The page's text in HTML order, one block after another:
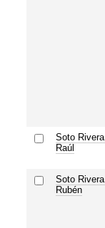
Soto Rivera,
Raúl
Soto Rivera,
Rubén